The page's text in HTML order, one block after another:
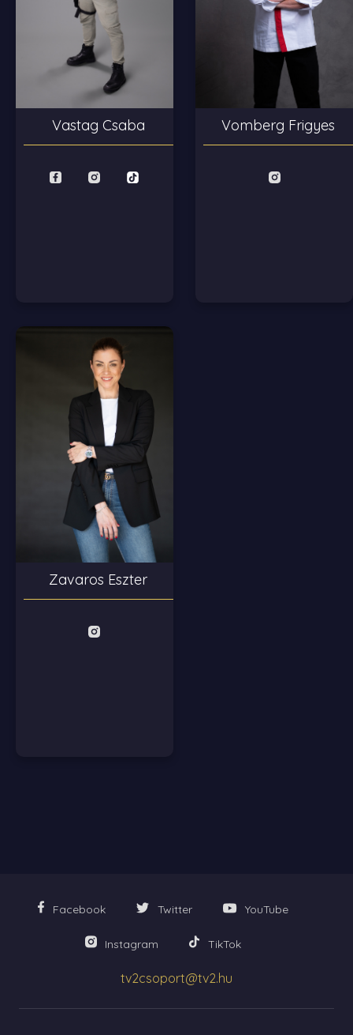
Vastag Csaba Vomberg Frigyes
Zavaros Eszter
Facebook Twitter YouTube
Instagram TikTok
tv2csoport@tv2.hu